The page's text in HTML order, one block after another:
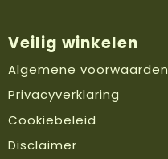
Veilig winkelen
Algemene voorwaarden
Privacyverklaring
Cookiebeleid
Disclaimer